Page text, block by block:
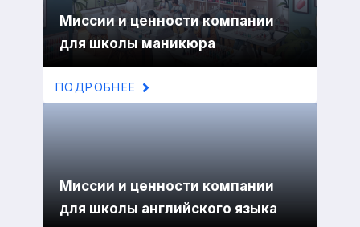
Миссии и ценности компании
для школы маникюра
ПОДРОБНЕЕ
Миссии и ценности компании
для школы английского языка